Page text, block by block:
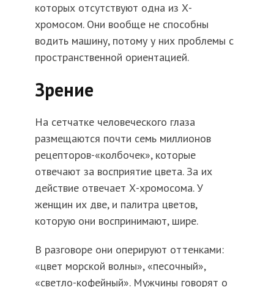
которых отсутствуют одна из Х-
хромосом. Они вообще не способны
водить машину, потому у них проблемы с
пространственной ориентацией.
Зрение
На сетчатке человеческого глаза
размещаются почти семь миллионов
рецепторов-«колбочек», которые
отвечают за восприятие цвета. За их
действие отвечает Х-хромосома. У
женщин их две, и палитра цветов,
которую они воспринимают, шире.
В разговоре они оперируют оттенками:
«цвет морской волны», «песочный»,
«светло-кофейный». Мужчины говорят о